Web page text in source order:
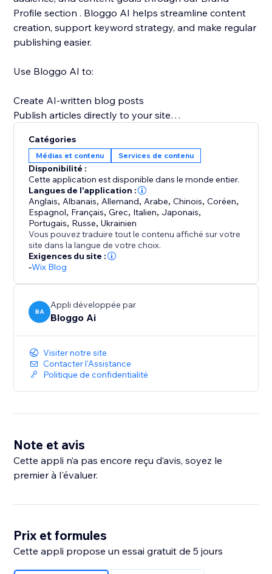
Profile section . Bloggo AI helps streamline content
creation, support keyword strategy, and make regular
publishing easier.
Use Bloggo AI to:
Create AI-written blog posts
Publish articles directly to your site
Stay consistent with content marketing
Support SEO and organic traffic growth
Scale blog production more efficiently
A strong blog can help build authority, answer
customer questions, improve discoverability, and
bring in more visitors over time. Bloggo AI makes
content creation simpler, faster, and more consistent
so your website can work harder for your business.
Catégories
Médias et contenu Services de contenu
Disponibilité :
Cette application est disponible dans le monde entier.
Langues de l'application :
Anglais, Albanais, Allemand, Arabe,Chinois,Coréen,
Espagnol, Français,Grec, Italien, Japonais,
Portugais, Russe,Ukrainien
Vous pouvez traduire tout le contenu affiché sur votre
site dans la langue de votre choix.
Exigences du site :
-Wix Blog
BA
Appli développée par
Bloggo Ai
Visiter notre site
Contacter l'Assistance
Politique de confidentialité
Note et avis
Cette appli n’a pas encore reçu d’avis, soyez le
premier à l'évaluer.
Prix et formules
Cette appli propose un essai gratuit de 5 jours